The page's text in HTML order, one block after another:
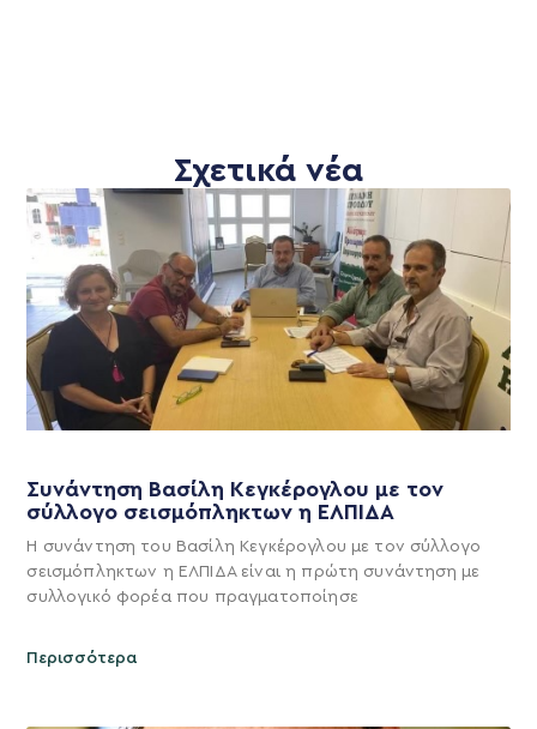
Σχετικά νέα
Συνάντηση Βασίλη Κεγκέρογλου με τον
σύλλογο σεισμόπληκτων η ΕΛΠΙΔΑ
Η συνάντηση του Βασίλη Κεγκέρογλου με τον σύλλογο
σεισμόπληκτων η ΕΛΠΙΔΑ είναι η πρώτη συνάντηση με
συλλογικό φορέα που πραγματοποίησε
Περισσότερα